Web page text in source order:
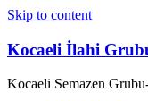
Skip to content
Kocaeli İlahi
Kocaeli Semazen